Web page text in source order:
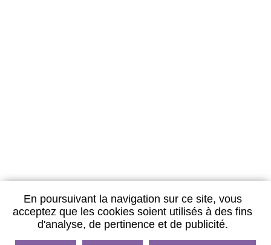
Renseignements et réservations :
Les Thermes de Vittel
BP 106 - 88804 - Vittel cedex
Tél : 03.29.08.76.54
Fax : 03.29.08.76.85
En poursuivant la navigation sur ce site, vous
acceptez que les cookies soient utilisés à des fins
d'analyse, de pertinence et de publicité.